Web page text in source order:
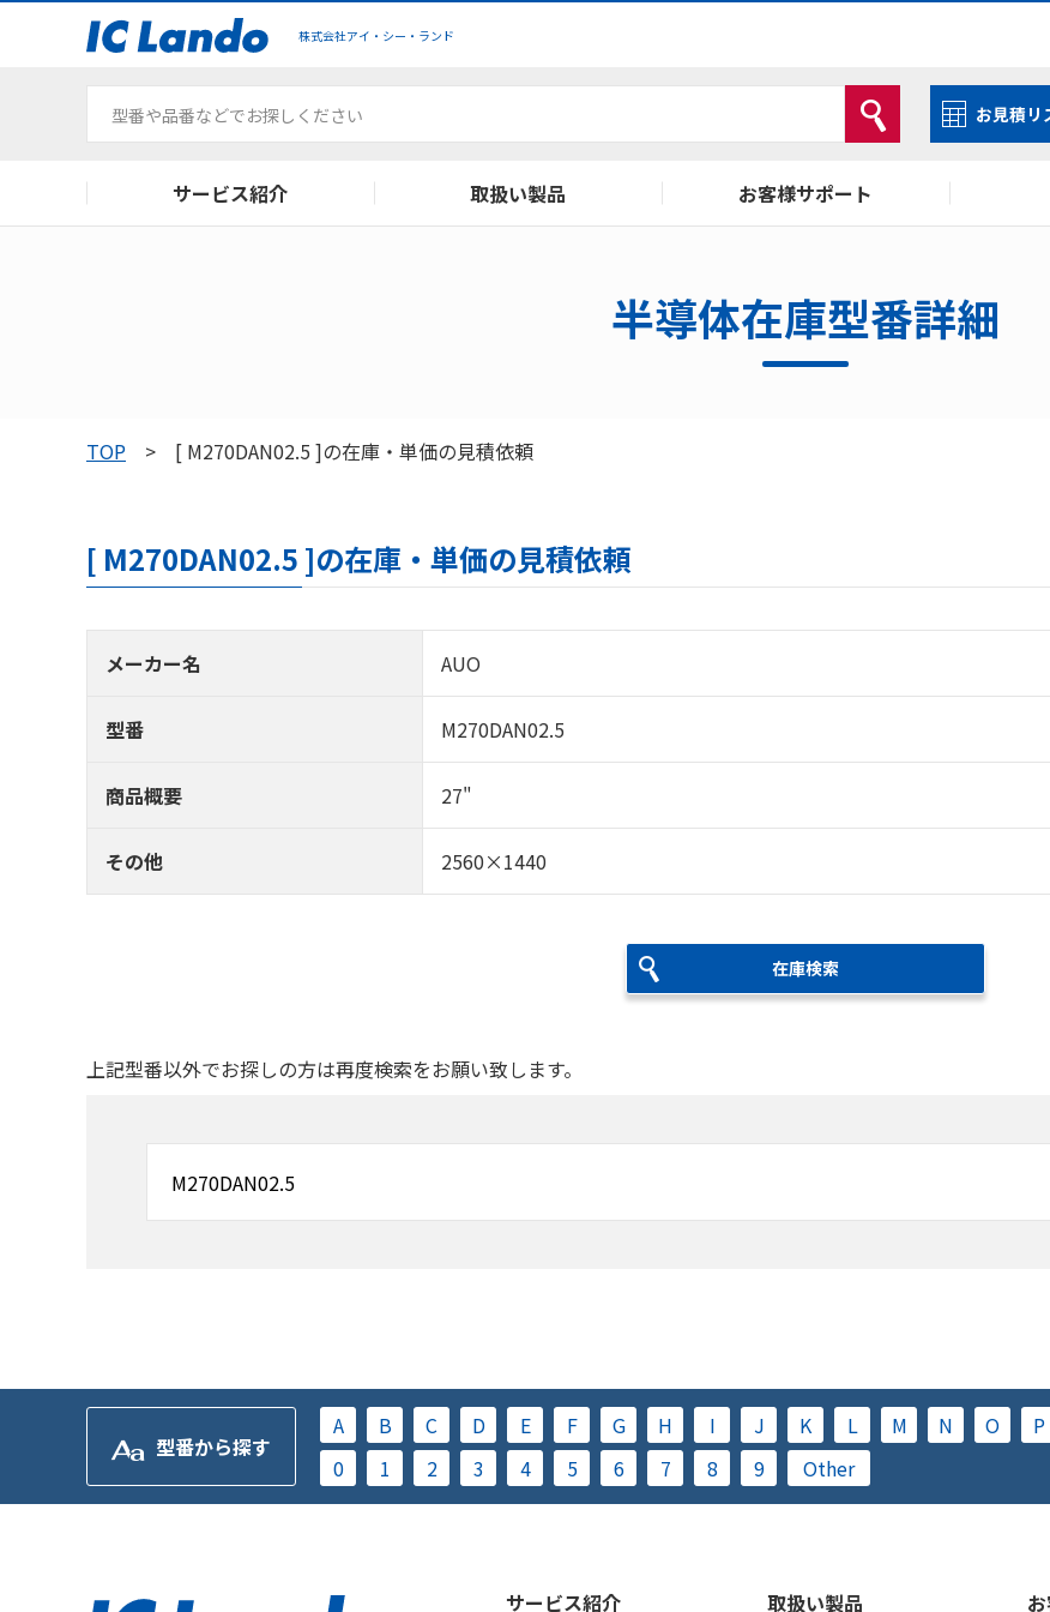
株式会社アイ・シー・ランド
お見積リ
サービス紹介 取扱い製品 お客様サポート
半導体在庫型番詳細
TOP [ M270DAN02.5 ]の在庫・単価の見積依頼
[ M270DAN02.5 ]の在庫・単価の見積依頼
メーカー名 AUO
型番 M270DAN02.5
商品概要 27"
その他 2560×1440
在庫検索
上記型番以外でお探しの方は再度検索をお願い致します。
型番から探す
A B C D E F G H I J K L M N O P
0
1 2 3 4 5 6 7 8 9 Other
サービス紹介 取扱い製品